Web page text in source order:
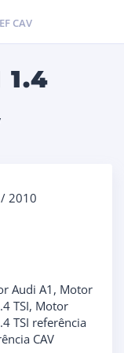
CAV
1.4
/ 2010
Audi A1, Motor
TSI, Motor
TSI referência
CAV